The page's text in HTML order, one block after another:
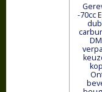
-70cc